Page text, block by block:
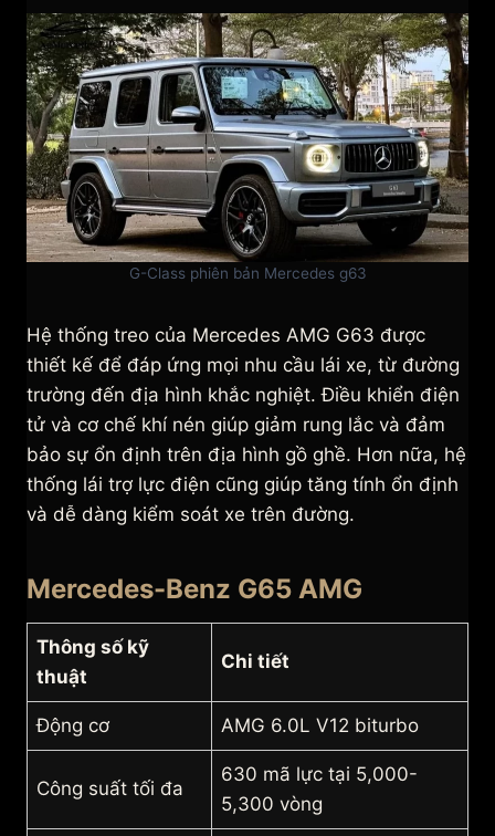
G-Class phiên bản Mercedes g63
Hệ thống treo của Mercedes AMG G63 được
thiết kế để đáp ứng mọi nhu cầu lái xe, từ đường
trường đến địa hình khắc nghiệt. Điều khiển điện
tử và cơ chế khí nén giúp giảm rung lắc và đảm
bảo sự ổn định trên địa hình gồ ghề. Hơn nữa, hệ
thống lái trợ lực điện cũng giúp tăng tính ổn định
và dễ dàng kiểm soát xe trên đường.
Mercedes-Benz G65 AMG
Thông số kỹ
thuật
Chi tiết
Động cơ AMG 6.0L V12 biturbo
Công suất tối đa
630 mã lực tại 5,000-
5,300 vòng